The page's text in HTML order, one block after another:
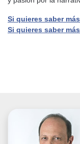
Si quieres saber
Si quieres saber